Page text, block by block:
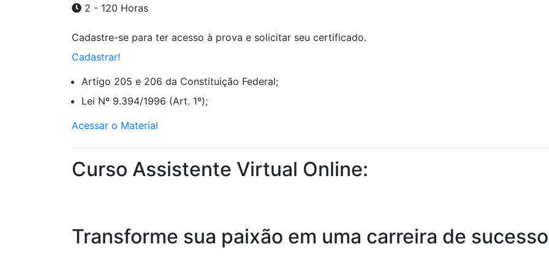
2 - 120 Horas
Cadastre-se para ter acesso à prova e solicitar seu certificado.
Cadastrar!
Artigo 205 e 206 da Constituição Federal;
Lei Nº 9.394/1996 (Art. 1º);
Acessar o Material
Curso Assistente Virtual Online:
Transforme sua paixão em uma carreira de